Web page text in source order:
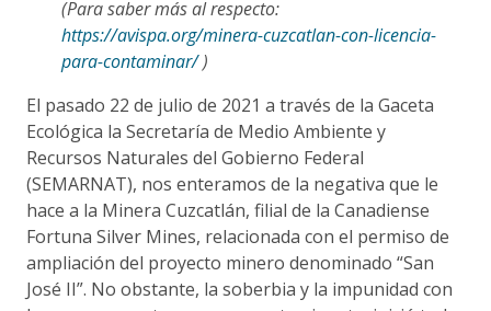
(Para saber más al respecto:
https://avispa.org/minera-cuzcatlan-con-licencia-
para-contaminar/)
El pasado 22 de julio de 2021 a través de la Gaceta
Ecológica la Secretaría de Medio Ambiente y
Recursos Naturales del Gobierno Federal
(SEMARNAT), nos enteramos de la negativa que le
hace a la Minera Cuzcatlán, filial de la Canadiense
Fortuna Silver Mines, relacionada con el permiso de
ampliación del proyecto minero denominado “San
José II”. No obstante, la soberbia y la impunidad con